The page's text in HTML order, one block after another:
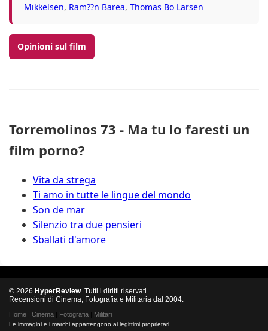
Mikkelsen, Ram??n Barea, Thomas Bo Larsen
Opinioni sul film
Torremolinos 73 - Ma tu lo faresti un
film porno?
Vita da strega
Ti amo in tutte le lingue del mondo
Son de mar
Silenzio tra due pensieri
Sballati d'amore
© 2026 HyperReview. Tutti i diritti riservati.
Recensioni di Cinema, Fotografia e Militaria dal 2004.
Home Cinema Fotografia Militari
Le immagini e i marchi appartengono ai legittimi proprietari.